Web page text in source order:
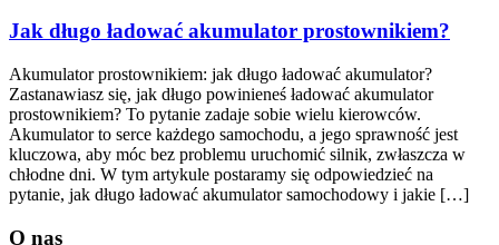
Jak długo ładować akumulator prostownikiem?
Akumulator prostownikiem: jak długo ładować akumulator?
Zastanawiasz się, jak długo powinieneś ładować akumulator
prostownikiem? To pytanie zadaje sobie wielu kierowców.
Akumulator to serce każdego samochodu, a jego sprawność jest
kluczowa, aby móc bez problemu uruchomić silnik, zwłaszcza w
chłodne dni. W tym artykule postaramy się odpowiedzieć na
pytanie, jak długo ładować akumulator samochodowy i jakie […]
O nas